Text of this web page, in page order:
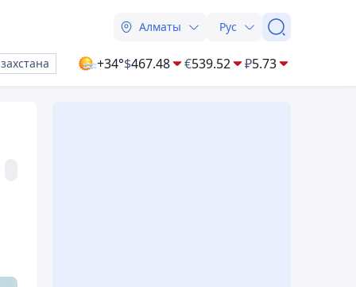
Алматы Рус
+34°$467.48 €539.52 ₽5.73